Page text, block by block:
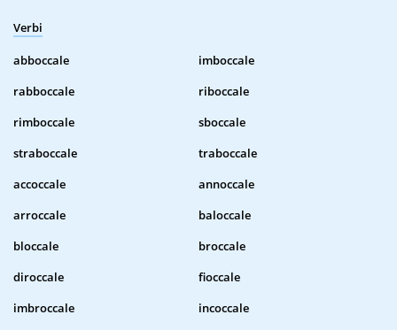
Verbi
abboccale
imboccale
rabboccale
riboccale
rimboccale
sboccale
straboccale
traboccale
accoccale
annoccale
arroccale
baloccale
bloccale
broccale
diroccale
fioccale
imbroccale
incoccale